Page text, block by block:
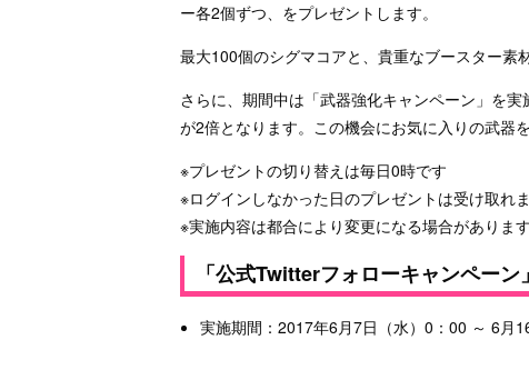
ー各2個ずつ、をプレゼントします。
最大100個のシグマコアと、貴重なブースター素
さらに、期間中は「武器強化キャンペーン」を
が2倍となります。この機会にお気に入りの武器
※プレゼントの切り替えは毎日0時です
※ログインしなかった日のプレゼントは受け取れ
※実施内容は都合により変更になる場合があります
「公式Twitterフォローキャンペーン
実施期間：2017年6月7日（水）0：00 ～ 6月